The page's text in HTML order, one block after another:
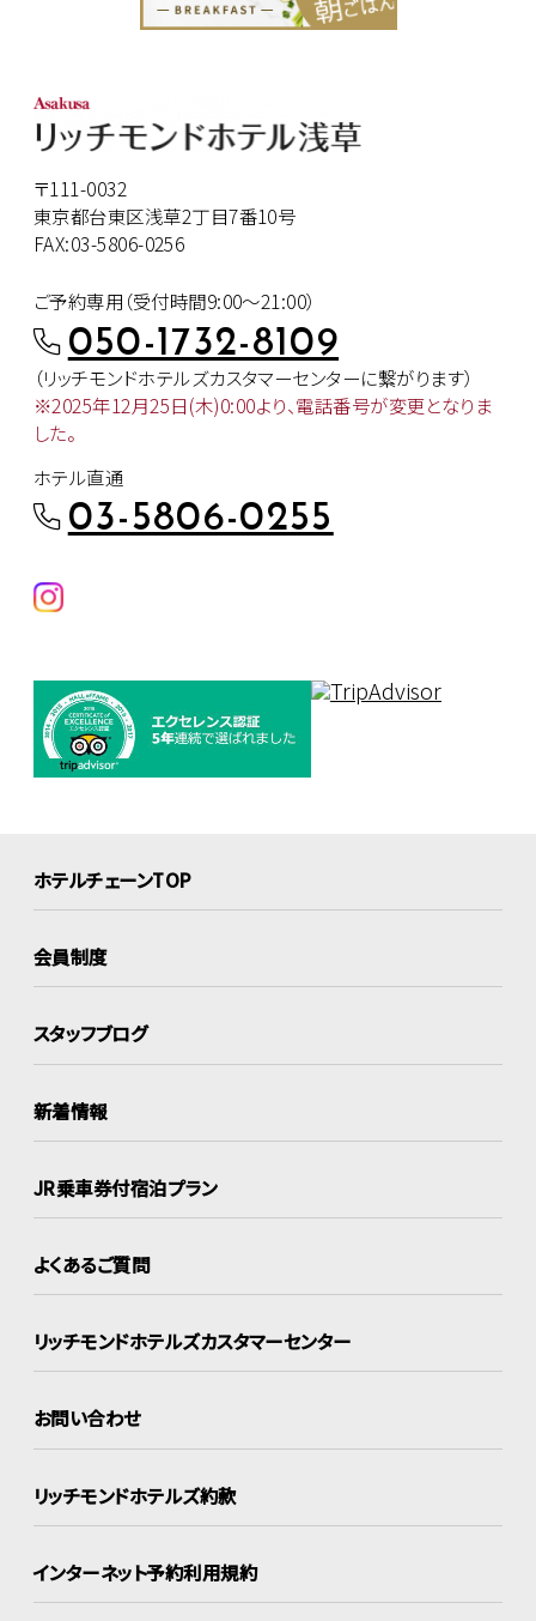
〒111-0032
東京都台東区浅草2丁目7番10号
FAX:03-5806-0256
ご予約専用（受付時間9:00～21:00）
050-1732-8109
（リッチモンドホテルズカスタマーセンターに繋がります）
※2025年12月25日(木)0:00より、電話番号が変更となりま
した。
ホテル直通
03-5806-0255
ホテルチェーンTOP
会員制度
スタッフブログ
新着情報
JR乗車券付宿泊プラン
よくあるご質問
リッチモンドホテルズカスタマーセンター
お問い合わせ
リッチモンドホテルズ約款
インターネット予約利用規約